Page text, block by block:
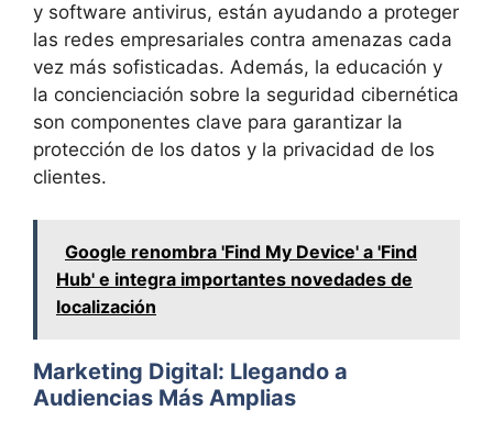
y software antivirus, están ayudando a proteger
las redes empresariales contra amenazas cada
vez más sofisticadas. Además, la educación y
la concienciación sobre la seguridad cibernética
son componentes clave para garantizar la
protección de los datos y la privacidad de los
clientes.
Google renombra 'Find My Device' a 'Find
Hub' e integra importantes novedades de
localización
Marketing Digital: Llegando a
Audiencias Más Amplias